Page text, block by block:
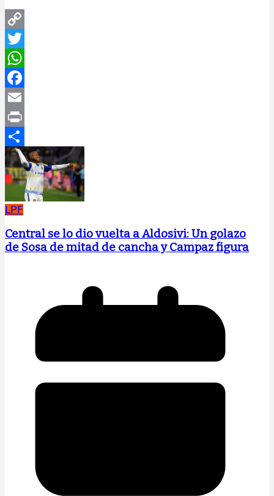
Copy
Link
Twitter
WhatsApp
Facebook
Email
Print
Compartir
LPF
Central se lo dio vuelta a Aldosivi: Un golazo
de Sosa de mitad de cancha y Campaz figura